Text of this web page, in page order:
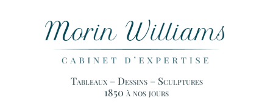
Tableaux – Dessins – Sculptures
1850 à nos jours